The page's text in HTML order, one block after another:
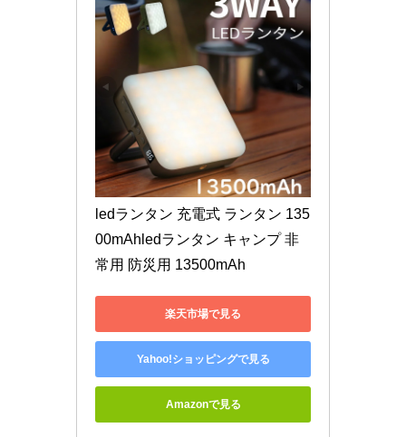
ledランタン 充電式 ランタン 135
00mAhledランタン キャンプ 非
常用 防災用 13500mAh
楽天市場で見る
Yahoo!ショッピングで見る
Amazonで見る